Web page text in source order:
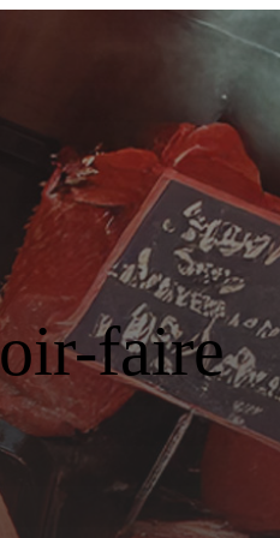
faire